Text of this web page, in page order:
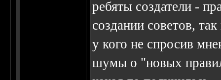
ребяты создатели -
создании советов,
у кого не спросив
шумы о "новых